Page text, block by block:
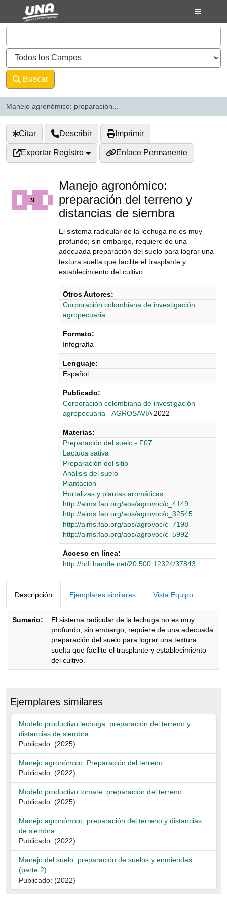
Saltar al contenido
VuFind
Buscar
Manejo agronómico: preparación...
Citar Describir Imprimir
Exportar Registro Enlace Permanente
Manejo agronómico:
preparación del terreno y
distancias de siembra
El sistema radicular de la lechuga no es muy
profundo; sin embargo, requiere de una
adecuada preparación del suelo para lograr una
textura suelta que facilite el trasplante y
establecimiento del cultivo.
Otros Autores:
Corporación colombiana de investigación
agropecuaria
Formato:
Infografía
Lenguaje:
Español
Publicado:
Corporación colombiana de investigación
agropecuaria - AGROSAVIA 2022
Materias:
Preparación del suelo - F07
Lactuca sativa
Preparación del sitio
Análisis del suelo
Plantación
Hortalizas y plantas aromáticas
http://aims.fao.org/aos/agrovoc/c_4149
http://aims.fao.org/aos/agrovoc/c_32545
http://aims.fao.org/aos/agrovoc/c_7198
http://aims.fao.org/aos/agrovoc/c_5992
Acceso en línea:
http://hdl.handle.net/20.500.12324/37843
Descripción Ejemplares similares Vista Equipo
Sumario:
El sistema radicular de la lechuga no es muy
profundo; sin embargo, requiere de una adecuada
preparación del suelo para lograr una textura
suelta que facilite el trasplante y establecimiento
del cultivo.
Ejemplares similares
Modelo productivo lechuga: preparación del terreno y
distancias de siembra
Publicado: (2025)
Manejo agronómico: Preparación del terreno
Publicado: (2022)
Modelo productivo tomate: preparación del terreno
Publicado: (2025)
Manejo agronómico: preparación del terreno y distancias
de siembra
Publicado: (2022)
Manejo del suelo: preparación de suelos y enmiendas
(parte 2)
Publicado: (2022)